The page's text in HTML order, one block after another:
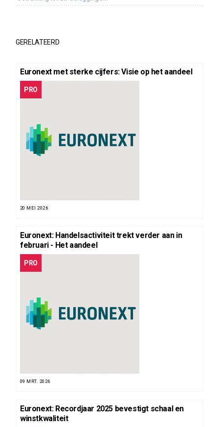
GERELATEERD
Euronext met sterke cijfers: Visie op het aandeel
PRO
20 MEI 2026
Euronext: Handelsactiviteit trekt verder aan in
februari - Het aandeel
PRO
09 MRT. 2026
Euronext: Recordjaar 2025 bevestigt schaal en
winstkwaliteit